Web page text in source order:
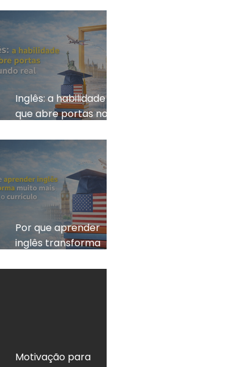
Inglês: a habilidade
que abre portas no
Por que aprender
inglês transforma
currículo
Motivação para